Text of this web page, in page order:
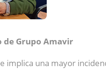
de Grupo Amavir
una mayor